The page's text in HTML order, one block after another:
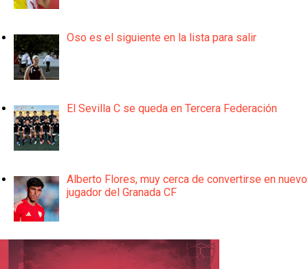
Oso es el siguiente en la lista para salir
El Sevilla C se queda en Tercera Federación
Alberto Flores, muy cerca de convertirse en nuevo
jugador del Granada CF